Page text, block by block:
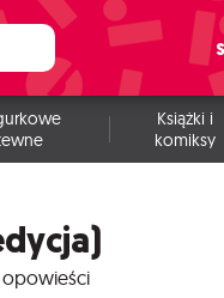
Książki i
komiksy
opowieści